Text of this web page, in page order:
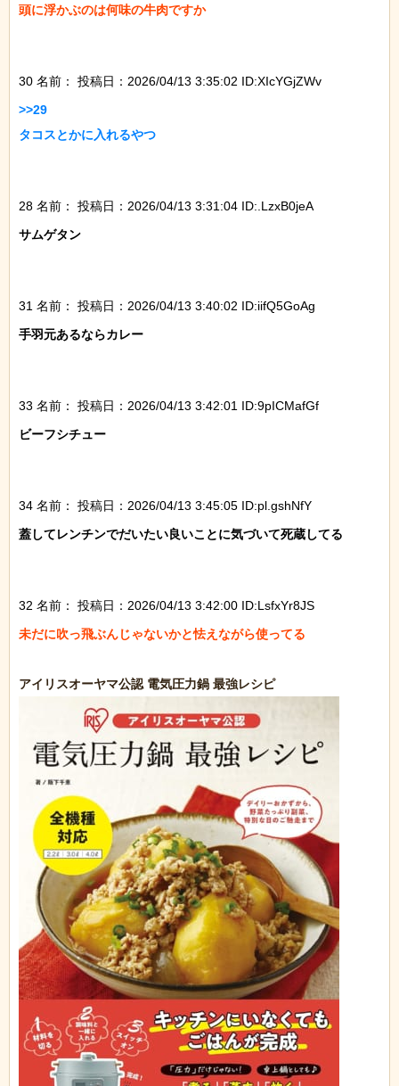
頭に浮かぶのは何味の牛肉ですか
30 名前：
投稿日：2026/04/13 3:35:02 ID:XIcYGjZWv
>>29
タコスとかに入れるやつ
28 名前：
投稿日：2026/04/13 3:31:04 ID:.LzxB0jeA
サムゲタン
31 名前：
投稿日：2026/04/13 3:40:02 ID:iifQ5GoAg
手羽元あるならカレー
33 名前：
投稿日：2026/04/13 3:42:01 ID:9pICMafGf
ビーフシチュー
34 名前：
投稿日：2026/04/13 3:45:05 ID:pl.gshNfY
蓋してレンチンでだいたい良いことに気づいて死蔵してる
32 名前：
投稿日：2026/04/13 3:42:00 ID:LsfxYr8JS
未だに吹っ飛ぶんじゃないかと怯えながら使ってる